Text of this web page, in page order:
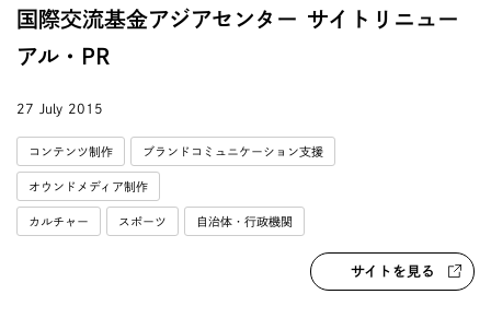
国際交流基金アジアセンター サイトリニュー
アル・PR
27 July 2015
コンテンツ制作 ブランドコミュニケーション支援
オウンドメディア制作
カルチャー スポーツ 自治体・行政機関
サイトを見る